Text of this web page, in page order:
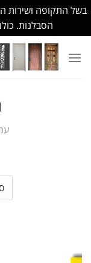
בשל התקופה ושירות
הסבלנות.
content